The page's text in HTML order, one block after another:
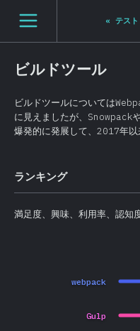
[ja-JP] « テスト
ビルドツール
ビルドツールについては
に見えましたが、Snowpack
爆発的に発展して、2017年以
ランキング
満足度、興味、利用率、認知
webpack
Gulp